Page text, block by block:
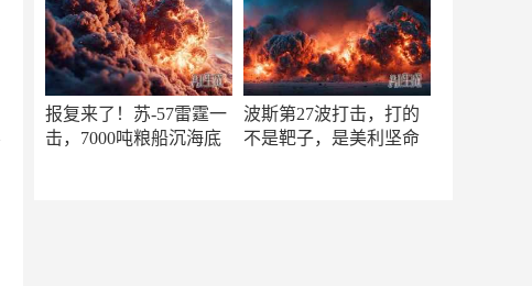
报复来了！苏-57雷霆一
击，7000吨粮船沉海底
波斯第27波打击，打的
不是靶子，是美利坚命